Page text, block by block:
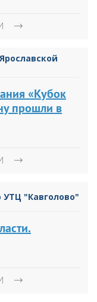
«Кубок
прошли в
"Кавголово"